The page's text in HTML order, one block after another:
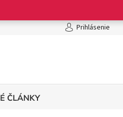
ochrany osobných údajov
Prihlásenie
ČLÁNKY